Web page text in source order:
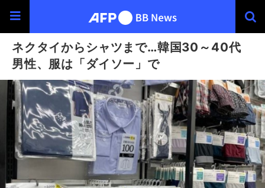
ネクタイからシャツまで…韓国30～40代
男性、服は「ダイソー」で